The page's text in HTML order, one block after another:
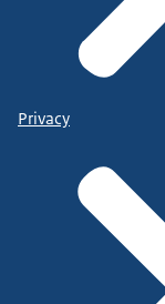
Privacy